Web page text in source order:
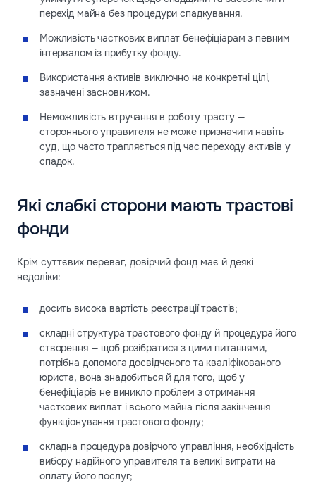
перехід майна без процедури спадкування.
Можливість часткових виплат бенефіціарам з певним
інтервалом із прибутку фонду.
Використання активів виключно на конкретні цілі,
зазначені засновником.
Неможливість втручання в роботу трасту —
стороннього управителя не може призначити навіть
суд, що часто трапляється під час переходу активів у
спадок.
Які слабкі сторони мають трастові
фонди
Крім суттєвих переваг, довірчий фонд має й деякі
недоліки:
досить висока вартість реєстрації трастів;
складні структура трастового фонду й процедура його
створення — щоб розібратися з цими питаннями,
потрібна допомога досвідченого та кваліфікованого
юриста, вона знадобиться й для того, щоб у
бенефіціарів не виникло проблем з отримання
часткових виплат і всього майна після закінчення
функціонування трастового фонду;
складна процедура довірчого управління, необхідність
вибору надійного управителя та великі витрати на
оплату його послуг;